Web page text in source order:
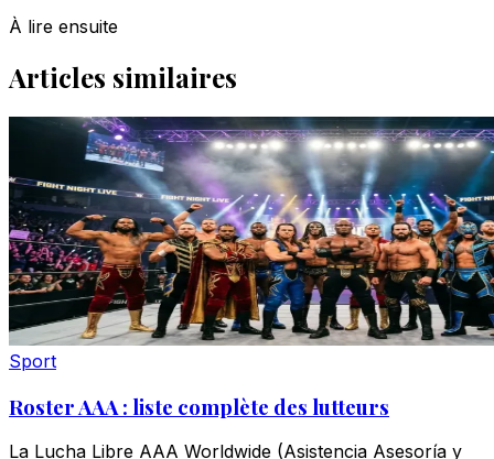
À lire ensuite
Articles similaires
Sport
Roster AAA : liste complète des lutteurs
La Lucha Libre AAA Worldwide (Asistencia Asesoría y